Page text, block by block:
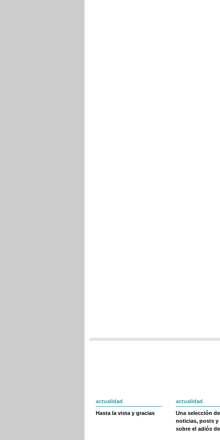
actualidad
Hasta la vista y gracias
actualidad
Una selección de
noticias, posts y
sobre el adiós